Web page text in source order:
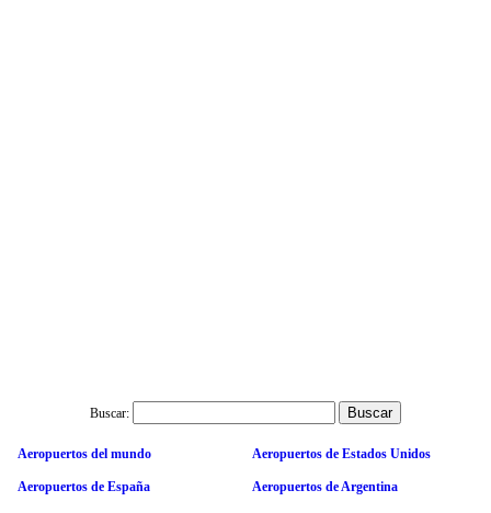
Buscar:
Aeropuertos del mundo Aeropuertos de Estados Unidos
Aeropuertos de España Aeropuertos de Argentina